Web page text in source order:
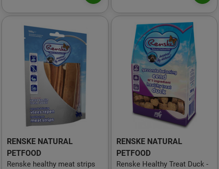
RENSKE NATURAL
PETFOOD
Renske healthy meat strips
RENSKE NATURAL
PETFOOD
Renske Healthy Treat Duck -